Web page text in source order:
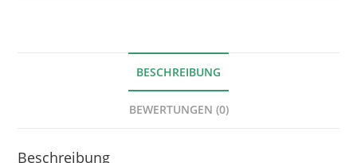
BESCHREIBUNG
BEWERTUNGEN (0)
Beschreibung